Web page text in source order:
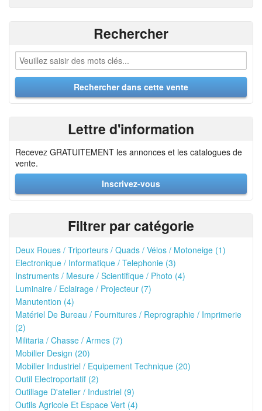
Rechercher
Lettre d'information
Recevez GRATUITEMENT les annonces et les catalogues de
vente.
Inscrivez-vous
Filtrer par catégorie
Deux Roues / Triporteurs / Quads / Vélos / Motoneige (1)
Electronique / Informatique / Telephonie (3)
Instruments / Mesure / Scientifique / Photo (4)
Luminaire / Eclairage / Projecteur (7)
Manutention (4)
Matériel De Bureau / Fournitures / Reprographie / Imprimerie
(2)
Militaria / Chasse / Armes (7)
Mobilier Design (20)
Mobilier Industriel / Equipement Technique (20)
Outil Electroportatif (2)
Outillage D'atelier / Industriel (9)
Outils Agricole Et Espace Vert (4)